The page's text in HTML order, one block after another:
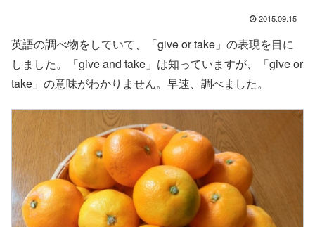
2015.09.15
英語の調べ物をしていて、「give or take」の表現を目に
しました。「give and take」は知っていますが、「give or
take」の意味がわかりません。早速、調べました。